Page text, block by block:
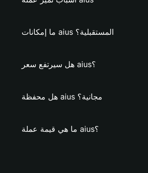
ما إمكانات aius المستقبلية؟
هل سيرتفع سعر aius؟
هل محفظة aius مجانية؟
ما هي قيمة عملة aius؟